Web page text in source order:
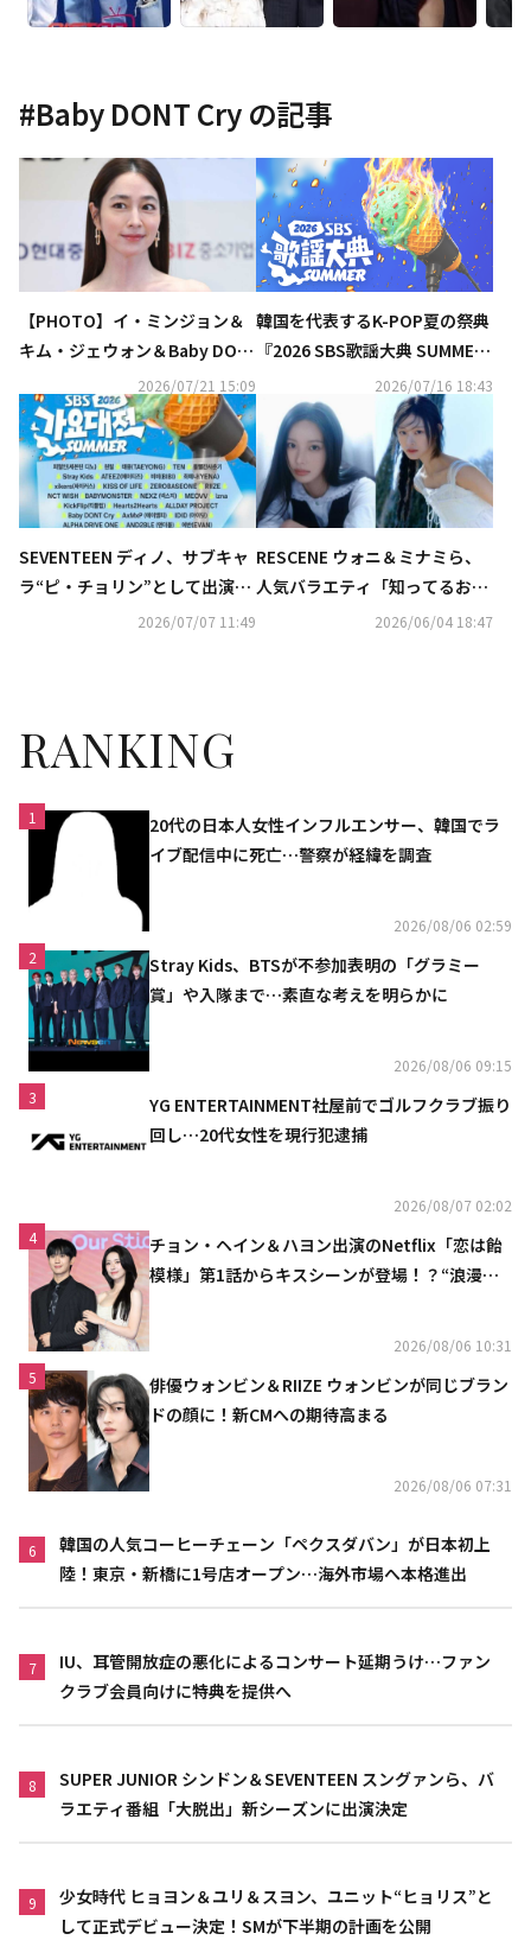
#Baby DONT Cry の記事
【PHOTO】イ・ミンジョン＆
キム・ジェウォン＆Baby DON
T Cryら「2026 放送広告フェス
ティバル」レッドカーペットに
出席
2026/07/21 15:09
韓国を代表するK-POP夏の祭典
『2026 SBS歌謡大典 SUMME
R』をU-NEXT独占で生ライブ
配信
2026/07/16 18:43
SEVENTEEN ディノ、サブキャ
ラ“ピ・チョリン”として出演！
「2026 SBS歌謡大典 Summe
2026/07/07 11:49
RESCENE ウォニ＆ミナミら、
人気バラエティ「知ってるお兄
さん」に出演決定！2026/06/04 18:47
RANKING
1
20代の日本人女性インフルエンサー、韓国でラ
イブ配信中に死亡…警察が経緯を調査
2026/08/06 02:59
2
Stray Kids、BTSが不参加表明の「グラミー
賞」や入隊まで…素直な考えを明らかに
2026/08/06 09:15
3
YG ENTERTAINMENT社屋前でゴルフクラブ振り
回し…20代女性を現行犯逮捕
2026/08/07 02:02
4
チョン・ヘイン＆ハヨン出演のNetflix「恋は飴
模様」第1話からキスシーンが登場！？“浪漫と
2026/08/06 10:31
5
俳優ウォンビン＆RIIZE ウォンビンが同じブラン
ドの顔に！新CMへの期待高まる
2026/08/06 07:31
6
韓国の人気コーヒーチェーン「ペクスダバン」が日本初上
陸！東京・新橋に1号店オープン…海外市場へ本格進出
7
IU、耳管開放症の悪化によるコンサート延期うけ…ファン
クラブ会員向けに特典を提供へ
8
SUPER JUNIOR シンドン＆SEVENTEEN スングァンら、バ
ラエティ番組「大脱出」新シーズンに出演決定
9
少女時代 ヒョヨン＆ユリ＆スヨン、ユニット“ヒョリス”と
して正式デビュー決定！SMが下半期の計画を公開